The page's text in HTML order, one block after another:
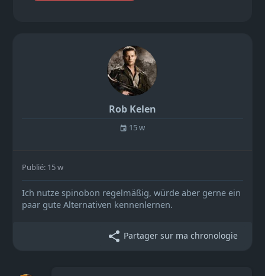
Rob Kelen
15 w
Publié: 15 w
Ich nutze spinobon regelmäßig, würde aber gerne ein
paar gute Alternativen kennenlernen.
Partager sur ma chronologie